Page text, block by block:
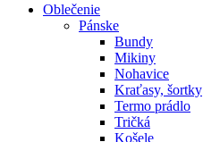
Oblečenie
Pánske
Bundy
Mikiny
Nohavice
Kraťasy, šortky
Termo prádlo
Tričká
Košele